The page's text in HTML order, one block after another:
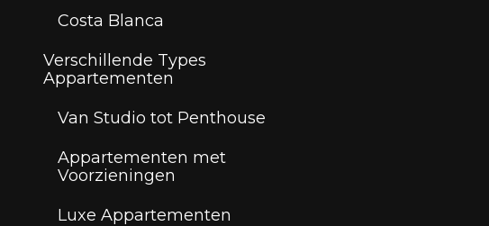
Costa Blanca
Verschillende Types
Appartementen
Van Studio tot Penthouse
Appartementen met
Voorzieningen
Luxe Appartementen